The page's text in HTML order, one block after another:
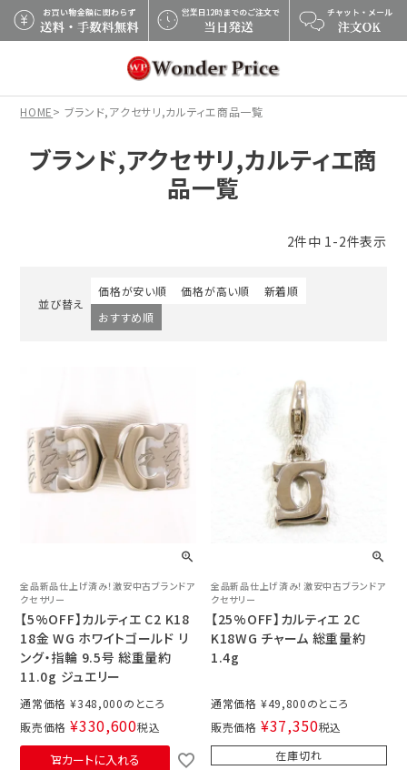
×
HOME ブランド,アクセサリ,カルティエ商品一覧
ブランド,アクセサリ,カルティエ商
品一覧
並び替え
価格が安い順 価格が高い順
新着順
おすすめ順
2件中 1-2件表示
全品新品仕上げ済み！激安中古ブランドア
クセサリー
【5%OFF】カルティエ C2 K18
18金 WG ホワイトゴールド リ
ング・指輪 9.5号 総重量約
11.0g ジュエリー
通常価格 ¥348,000
販売価格 ¥330,600税込
カートに入れる
全品新品仕上げ済み！激安中古ブランドア
クセサリー
【25%OFF】カルティエ 2C
K18WG チャーム 総重量約
1.4g
通常価格 ¥49,800
販売価格 ¥37,350税込
在庫切れ